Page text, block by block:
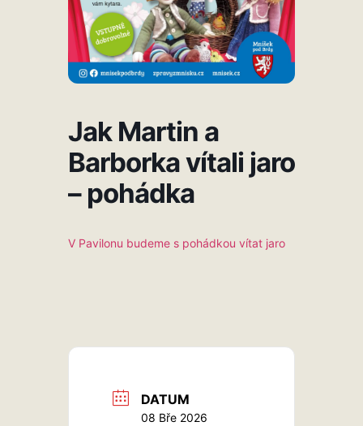
Jak Martin a
Barborka vítali jaro
– pohádka
V Pavilonu budeme s pohádkou vítat jaro
DATUM
08 Bře 2026